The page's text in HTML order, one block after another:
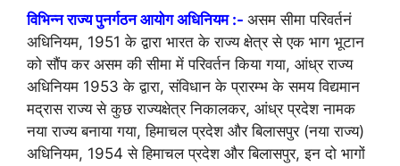
विभिन्न राज्य पुनर्गठन आयोग अधिनियम :- असम सीमा परिवर्तनं
अधिनियम, 1951 के द्वारा भारत के राज्य क्षेत्र से एक भाग भूटान
को सौंप कर असम की सीमा में परिवर्तन किया गया, आंध्र राज्य
अधिनियम 1953 के द्वारा, संविधान के प्रारम्भ के समय विद्यमान
मद्रास राज्य से कुछ राज्यक्षेत्र निकालकर, आंध्र प्रदेश नामक
नया राज्य बनाया गया, हिमाचल प्रदेश और बिलासपुर (नया राज्य)
अधिनियम, 1954 से हिमाचल प्रदेश और बिलासपुर, इन दो भागों